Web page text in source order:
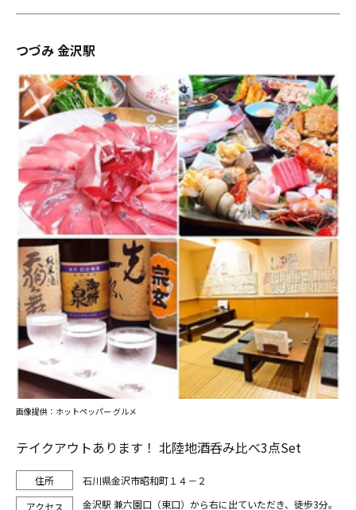
つづみ 金沢駅
テイクアウトあります！ 北陸地酒呑み比べ3点Set
石川県金沢市昭和町１４－２
金沢駅 兼六園口（東口）から右に出ていただき、徒歩3分。
画像提供：ホットペッパー グルメ